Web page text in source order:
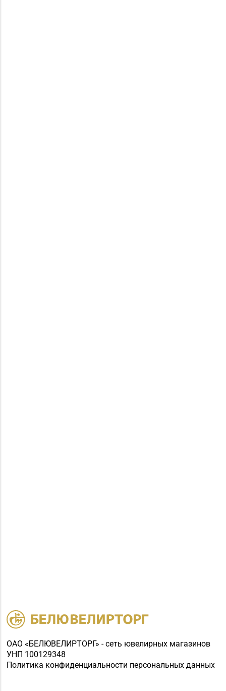
ОАО «БЕЛЮВЕЛИРТОРГ» - сеть ювелирных магазинов
УНП 100129348
Политика конфиденциальности персональных данных